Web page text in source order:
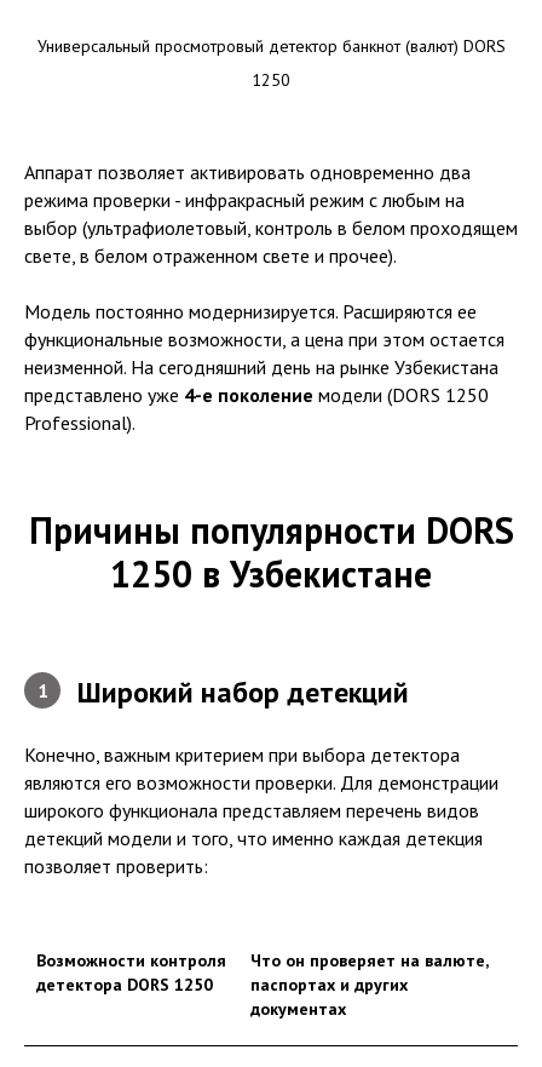
Универсальный просмотровый детектор банкнот (валют) DORS
1250
Аппарат позволяет активировать одновременно два
режима проверки - инфракрасный режим с любым на
выбор (ультрафиолетовый, контроль в белом проходящем
свете, в белом отраженном свете и прочее).
Модель постоянно модернизируется. Расширяются ее
функциональные возможности, а цена при этом остается
неизменной. На сегодняшний день на рынке Узбекистана
представлено уже 4-е поколение модели (DORS 1250
Professional).
Причины популярности DORS
1250 в Узбекистане
1 Широкий набор детекций
Конечно, важным критерием при выбора детектора
являются его возможности проверки. Для демонстрации
широкого функционала представляем перечень видов
детекций модели и того, что именно каждая детекция
позволяет проверить:
Возможности контроля
детектора DORS 1250
Что он проверяет на валюте,
паспортах и других
документах